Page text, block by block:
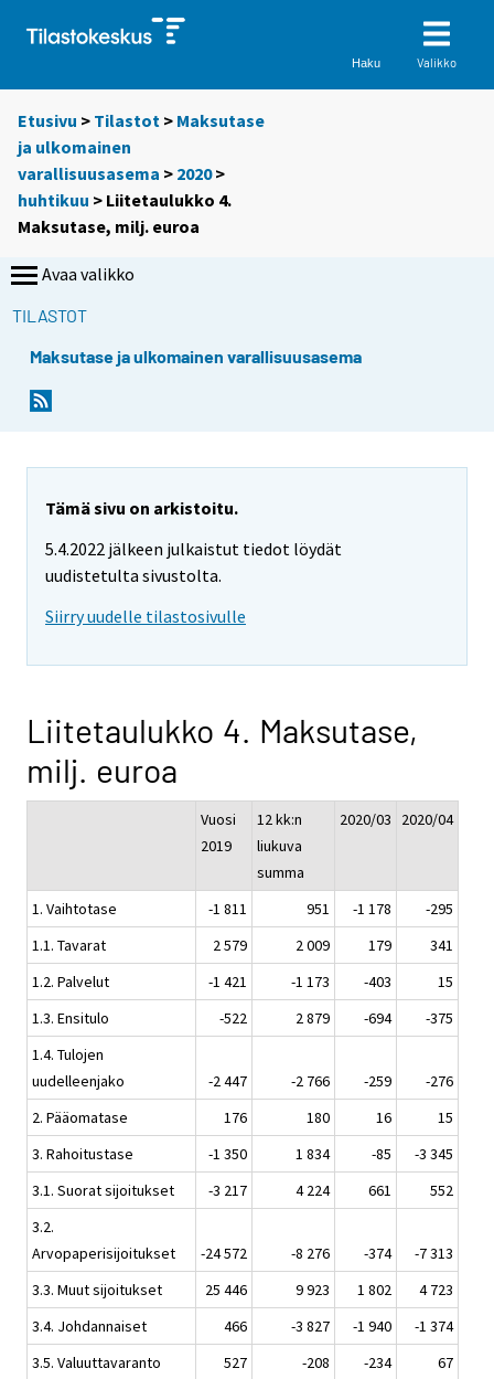
Haku Valikko
Etusivu > Tilastot > Maksutase
ja ulkomainen
varallisuusasema > 2020>
huhtikuu > Liitetaulukko 4.
Maksutase, milj. euroa
Avaa valikko
TILASTOT
Maksutase ja ulkomainen varallisuusasema
Tämä sivu on arkistoitu.
5.4.2022 jälkeen julkaistut tiedot löydät
uudistetulta sivustolta.
Siirry uudelle tilastosivulle
Liitetaulukko 4. Maksutase,
milj. euroa
Vuosi
2019
12 kk:n
liukuva
summa
2020/03 2020/04
1. Vaihtotase -1 811 951 -1 178
-295
1.1. Tavarat
2 579 2 009 179
341
1.2. Palvelut
-1 421 -1 173 -403
15
1.3. Ensitulo
-522 2 879 -694
-375
1.4. Tulojen
uudelleenjako
-2 447 -2 766 -259
-276
2. Pääomatase
176 180 16
15
3. Rahoitustase
-1 350 1 834 -85
-3 345
3.1. Suorat sijoitukset
-3 217 4 224 661
552
3.2.
Arvopaperisijoitukset
-24 572 -8 276 -374
-7 313
3.3. Muut sijoitukset
25 446 9 923 1 802
4 723
3.4. Johdannaiset
466 -3 827 -1 940
-1 374
3.5. Valuuttavaranto
527 -208 -234
67